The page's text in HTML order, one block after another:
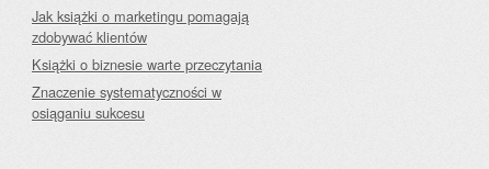
Jak książki o marketingu pomagają
zdobywać klientów
Książki o biznesie warte przeczytania
Znaczenie systematyczności w
osiąganiu sukcesu